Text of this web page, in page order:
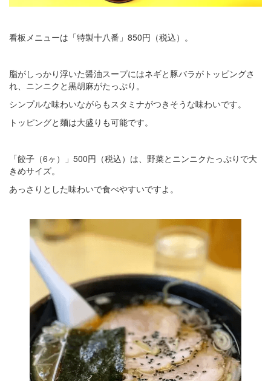
看板メニューは「特製十八番」850円（税込）。
脂がしっかり浮いた醤油スープにはネギと豚バラがトッピングさ
れ、ニンニクと黒胡麻がたっぷり。
シンプルな味わいながらもスタミナがつきそうな味わいです。
トッピングと麺は大盛りも可能です。
「餃子（6ヶ）」500円（税込）は、野菜とニンニクたっぷりで大
きめサイズ。
あっさりとした味わいで食べやすいですよ。